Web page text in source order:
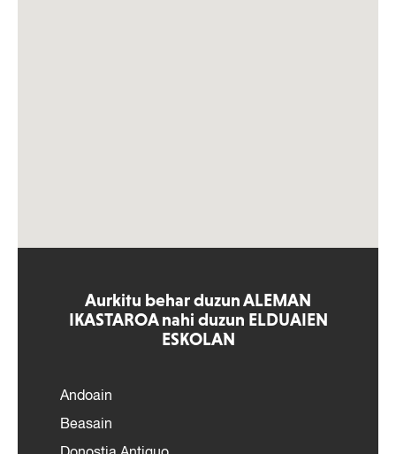
Aurkitu behar duzun ALEMAN
IKASTAROA nahi duzun ELDUAIEN
ESKOLAN
Andoain
Beasain